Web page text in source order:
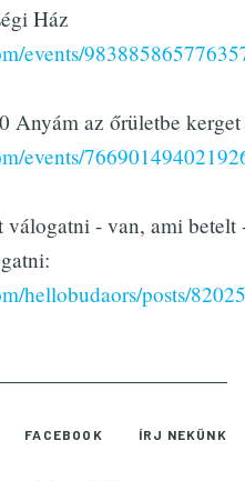
Ház
events/
Anyám az őrületbe
events/
- van, ami betelt
hellobudaors/posts/
FACEBOOK ÍRJ NEKÜNK